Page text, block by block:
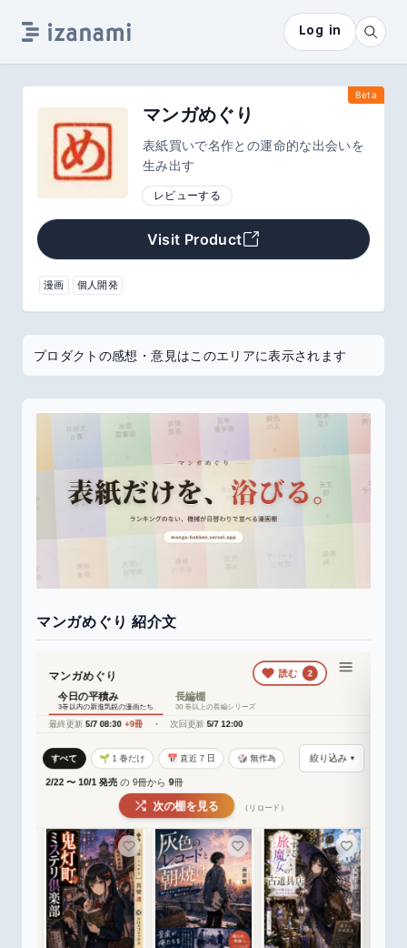
Log in
Beta
マンガめぐり
表紙買いで名作との運命的な出会いを
生み出す
レビューする
Visit Product
漫画 個人開発
プロダクトの感想・意見はこのエリアに表示されます
マンガめぐり 紹介文